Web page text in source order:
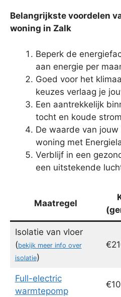
Belangrijkste voordelen
woning in Zalk
Beperk de
aan energie per
Goed voor het
keuzes verlaag je
Een aantrekkelijk
tocht en koude
De waarde van
woning met
Verblijf in een
een uitstekende
Maatregel
Isolatie van vloer
(bekijk meer info over
isolatie)
Full-electric
warmtepomp